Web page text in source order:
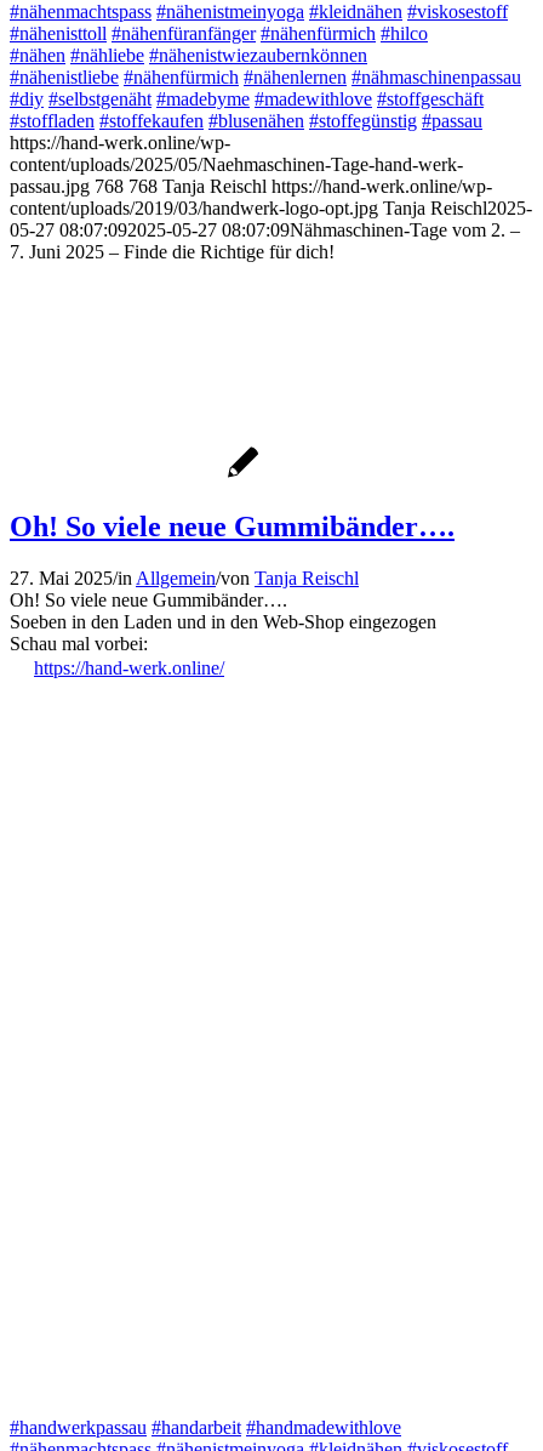
#nähenmachtspass #nähenistmeinyoga #kleidnähen #viskosestoff
#nähenisttoll #nähenfüranfänger #nähenfürmich #hilco
#nähen #nähliebe #nähenistwiezaubernkönnen
#nähenistliebe #nähenfürmich #nähenlernen #nähmaschinenpassau
#diy #selbstgenäht #madebyme #madewithlove #stoffgeschäft
#stoffladen #stoffekaufen #blusenähen #stoffegünstig #passau
https://hand-werk.online/wp-
content/uploads/2025/05/Naehmaschinen-Tage-hand-werk-
passau.jpg 768 768 Tanja Reischl https://hand-werk.online/wp-
content/uploads/2019/03/handwerk-logo-opt.jpg Tanja Reischl2025-
05-27 08:07:092025-05-27 08:07:09Nähmaschinen-Tage vom 2. –
7. Juni 2025 – Finde die Richtige für dich!
Oh! So viele neue Gummibänder….
27. Mai 2025/in Allgemein/von Tanja Reischl
Oh! So viele neue Gummibänder….
Soeben in den Laden und in den Web-Shop eingezogen
Schau mal vorbei:
https://hand-werk.online/
#handwerkpassau #handarbeit #handmadewithlove